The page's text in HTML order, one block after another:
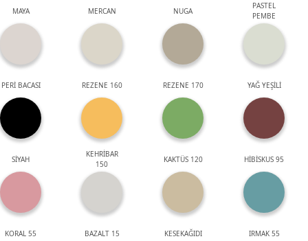
MAYA MERCAN NUGA
PASTEL
PEMBE
PERİ BACASI REZENE 160 REZENE 170 YAĞ YEŞİLİ
SİYAH
KEHRİBAR
150
KAKTÜS 120 HİBİSKUS 95
KORAL 55 BAZALT 15 KESEKAĞIDI IRMAK 55